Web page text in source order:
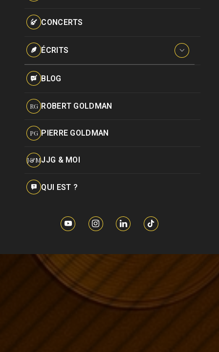
Pseudonymes
CONCERTS
ÉCRITS
Interviews
BLOG
RG ROBERT GOLDMAN
PG PIERRE GOLDMAN
J&MJJG & MOI
QUI EST ?